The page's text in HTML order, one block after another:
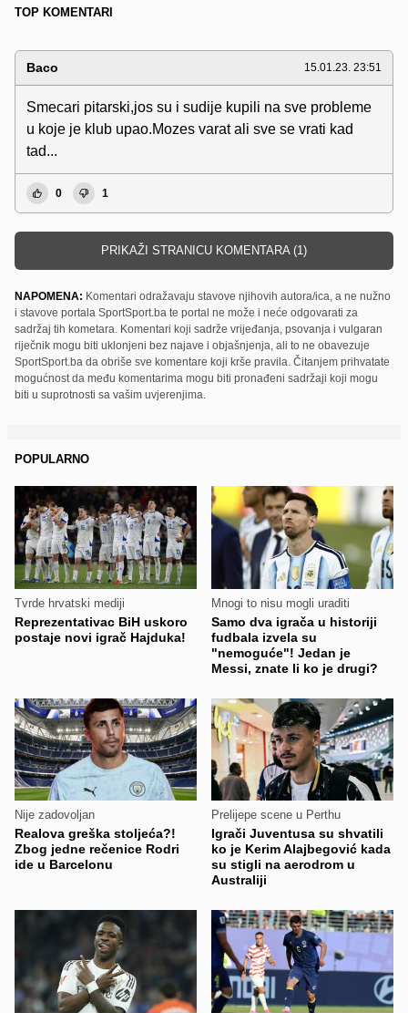
TOP KOMENTARI
Baco 15.01.23. 23:51
Smecari pitarski,jos su i sudije kupili na sve probleme
u koje je klub upao.Mozes varat ali sve se vrati kad
tad...
0 1
PRIKAŽI STRANICU KOMENTARA (1)
NAPOMENA: Komentari odražavaju stavove njihovih autora/ica, a ne nužno
i stavove portala SportSport.ba te portal ne može i neće odgovarati za
sadržaj tih kometara. Komentari koji sadrže vrijeđanja, psovanja i vulgaran
riječnik mogu biti uklonjeni bez najave i objašnjenja, ali to ne obavezuje
SportSport.ba da obriše sve komentare koji krše pravila. Čitanjem prihvatate
mogućnost da među komentarima mogu biti pronađeni sadržaji koji mogu
biti u suprotnosti sa vašim uvjerenjima.
POPULARNO
Tvrde hrvatski mediji
Reprezentativac BiH uskoro
postaje novi igrač Hajduka!
Mnogi to nisu mogli uraditi
Samo dva igrača u historiji
fudbala izvela su
"nemoguće"! Jedan je
Messi, znate li ko je drugi?
Nije zadovoljan
Realova greška stoljeća?!
Zbog jedne rečenice Rodri
ide u Barcelonu
Prelijepe scene u Perthu
Igrači Juventusa su shvatili
ko je Kerim Alajbegović kada
su stigli na aerodrom u
Australiji